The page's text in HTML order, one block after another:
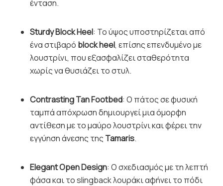
ένταση.
Sturdy Block Heel: Το ύψος υποστηρίζεται από
ένα στιβαρό block heel, επίσης επενδυμένο με
λουστρίνι, που εξασφαλίζει σταθερότητα
χωρίς να θυσιάζει το στυλ.
Contrasting Tan Footbed: Ο πάτος σε φυσική
ταμπά απόχρωση δημιουργεί μια όμορφη
αντίθεση με το μαύρο λουστρίνι και φέρει την
εγγύηση άνεσης της Tamaris.
Elegant Open Design: Ο σχεδιασμός με τη λεπτή
φάσα και το slingback λουράκι αφήνει το πόδι